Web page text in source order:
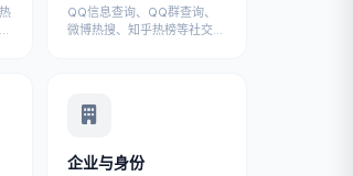
QQ信息查询、QQ群查询、
微博热搜、知乎热榜等社交平
企业与身份